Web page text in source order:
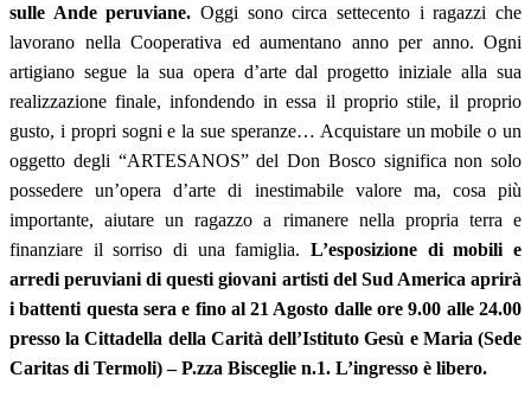
sulle Ande peruviane. Oggi sono circa settecento i ragazzi che
lavorano nella Cooperativa ed aumentano anno per anno. Ogni
artigiano segue la sua opera d’arte dal progetto iniziale alla sua
realizzazione finale, infondendo in essa il proprio stile, il proprio
gusto, i propri sogni e la sue speranze… Acquistare un mobile o un
oggetto degli “ARTESANOS” del Don Bosco significa non solo
possedere un’opera d’arte di inestimabile valore ma, cosa più
importante, aiutare un ragazzo a rimanere nella propria terra e
finanziare il sorriso di una famiglia. L’esposizione di mobili e
arredi peruviani di questi giovani artisti del Sud America aprirà
i battenti questa sera e fino al 21 Agosto dalle ore 9.00 alle 24.00
presso la Cittadella della Carità dell’Istituto Gesù e Maria (Sede
Caritas di Termoli) – P.zza Bisceglie n.1. L’ingresso è libero.